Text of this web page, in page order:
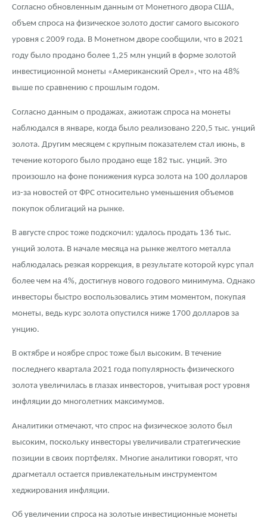
Русская нумизматика
Наборы подарочных и коллекционных монет
Монеты и жетоны из недрагоценных металлов
Книги по нумизматике
Согласно обновленным данным от Монетного двора США,
объем спроса на физическое золото достиг самого высокого
уровня с 2009 года. В Монетном дворе сообщили, что в 2021
году было продано более 1,25 млн унций в форме золотой
инвестиционной монеты «Американский Орел», что на 48%
выше по сравнению с прошлым годом.
Согласно данным о продажах, ажиотаж спроса на монеты
наблюдался в январе, когда было реализовано 220,5 тыс. унций
золота. Другим месяцем с крупным показателем стал июнь, в
течение которого было продано еще 182 тыс. унций. Это
произошло на фоне понижения курса золота на 100 долларов
из-за новостей от ФРС относительно уменьшения объемов
покупок облигаций на рынке.
В августе спрос тоже подскочил: удалось продать 136 тыс.
унций золота. В начале месяца на рынке желтого металла
наблюдалась резкая коррекция, в результате которой курс упал
более чем на 4%, достигнув нового годового минимума. Однако
инвесторы быстро воспользовались этим моментом, покупая
монеты, ведь курс золота опустился ниже 1700 долларов за
унцию.
В октябре и ноябре спрос тоже был высоким. В течение
последнего квартала 2021 года популярность физического
золота увеличилась в глазах инвесторов, учитывая рост уровня
инфляции до многолетних максимумов.
Аналитики отмечают, что спрос на физическое золото был
высоким, поскольку инвесторы увеличивали стратегические
позиции в своих портфелях. Многие аналитики говорят, что
драгметалл остается привлекательным инструментом
хеджирования инфляции.
Об увеличении спроса на золотые инвестиционные монеты